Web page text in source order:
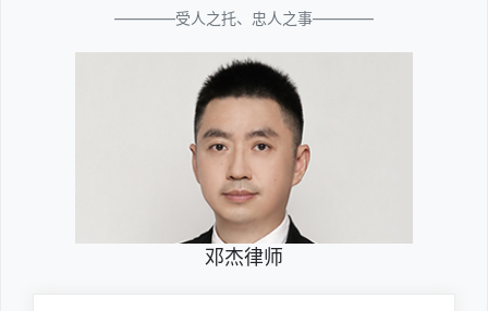
————受人之托、忠人之事————
邓杰律师